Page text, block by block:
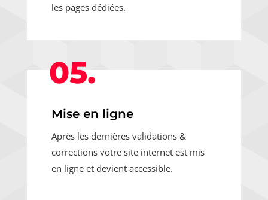
les pages dédiées.
05.
Mise en ligne
Après les dernières validations &
corrections votre site internet est mis
en ligne et devient accessible.